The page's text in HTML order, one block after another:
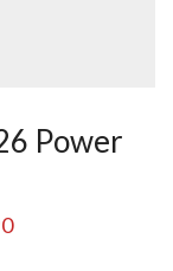
Power